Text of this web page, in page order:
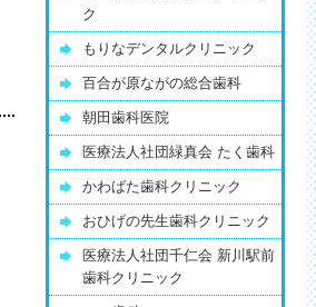
ク
もりなデンタルクリニック
百合が原ながの総合歯科
朝田歯科医院
医療法人社団緑真会 たく歯科
かわばた歯科クリニック
おひげの先生歯科クリニック
医療法人社団千仁会 新川駅前
歯科クリニック